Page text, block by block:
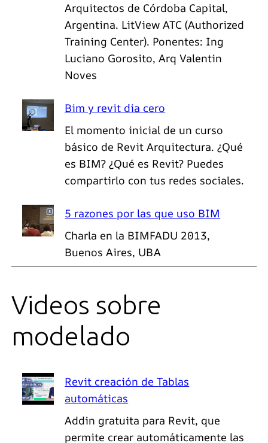
Arquitectos de Córdoba Capital,
Argentina. LitView ATC (Authorized
Training Center). Ponentes: Ing
Luciano Gorosito, Arq Valentin
Noves
Bim y revit dia cero
El momento inicial de un curso
básico de Revit Arquitectura. ¿Qué
es BIM? ¿Qué es Revit? Puedes
compartirlo con tus redes sociales.
5 razones por las que uso BIM
Charla en la BIMFADU 2013,
Buenos Aires, UBA
Videos sobre
modelado
Revit creación de Tablas
automáticas
Addin gratuita para Revit, que
permite crear automáticamente las